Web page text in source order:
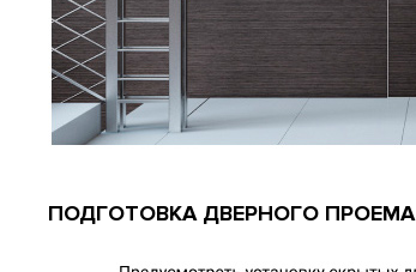
ПОДГОТОВКА ДВЕРНОГО ПРОЕМА